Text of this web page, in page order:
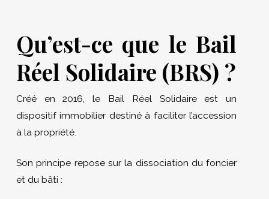
Qu’est-ce que le Bail
Réel Solidaire (BRS) ?
Créé en 2016, le Bail Réel Solidaire est un
dispositif immobilier destiné à faciliter l’accession
à la propriété.
Son principe repose sur la dissociation du foncier
et du bâti :